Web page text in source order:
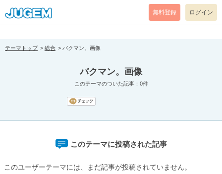
[pear_error: message="Success" code=0 mode=return level=notice
prefix="" info=""]
無料登録 ログイン
テーマトップ 総合 バクマン。画像
バクマン。画像
このテーマのついた記事：0件
このテーマに投稿された記事
このユーザーテーマには、まだ記事が投稿されていません。